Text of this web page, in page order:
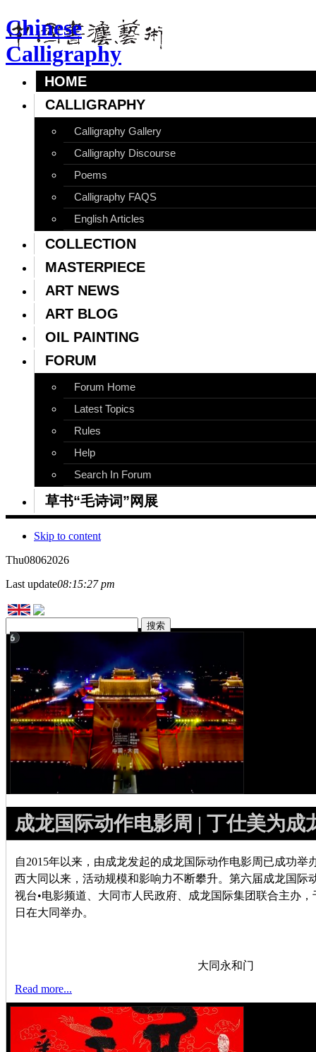
Chinese
Calligraphy
HOME
CALLIGRAPHY
Calligraphy Gallery
Calligraphy Discourse
Poems
Calligraphy FAQS
English Articles
COLLECTION
MASTERPIECE
ART NEWS
ART BLOG
OIL PAINTING
FORUM
Forum Home
Latest Topics
Rules
Help
Search In Forum
草书“毛诗词”网展
Skip to content
Thu08062026
Last update08:15:27 pm
成龙国际动作电影周 | 丁仕美为成
自2015年以来，由成龙发起的成龙国际动作电影周已成功举
西大同以来，活动规模和影响力不断攀升。第六届成龙国际
视台•电影频道、大同市人民政府、成龙国际集团联合主办，
日在大同举办。
大同永和门
Read more...